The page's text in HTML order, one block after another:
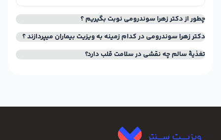
چطور از دکتر زهرا سوندرومی نوبت بگیریم ؟
دکتر زهرا سوندرومی در کدام زمینه به ویزیت بیماران میپردازند ؟
تغذیهٔ سالم چه نقشی در سلامت قلب دارد؟